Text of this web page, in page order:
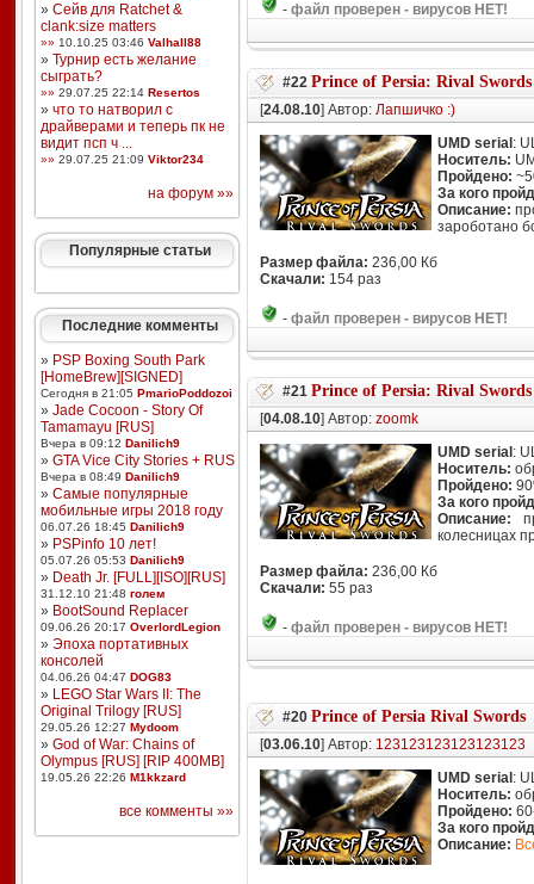
» Сейв для Ratchet &
clank:size matters
»» 10.10.25 03:46 Valhall88
» Турнир есть желание
сыграть?
»» 29.07.25 22:14 Resertos
» что то натворил с
драйверами и теперь пк не
видит псп ч ...
»» 29.07.25 21:09 Viktor234
на форум »»
Популярные статьи
Последние комменты
» PSP Boxing South Park
[HomeBrew][SIGNED]
Сегодня в 21:05 PmarioPoddozoi
» Jade Cocoon - Story Of
Tamamayu [RUS]
Вчера в 09:12 Danilich9
» GTA Vice City Stories + RUS
Вчера в 08:49 Danilich9
» Самые популярные
мобильные игры 2018 году
06.07.26 18:45 Danilich9
» PSPinfo 10 лет!
05.07.26 05:53 Danilich9
» Death Jr. [FULL][ISO][RUS]
31.12.10 21:48 голем
» BootSound Replacer
09.06.26 20:17 OverlordLegion
» Эпоха портативных
консолей
04.06.26 04:47 DOG83
» LEGO Star Wars II: The
Original Trilogy [RUS]
29.05.26 12:27 Mydoom
» God of War: Chains of
Olympus [RUS] [RIP 400MB]
19.05.26 22:26 M1kkzard
все комменты »»
- файл проверен - вирусов НЕТ!
#22 Prince of Persia: Rival Swords
[24.08.10] Автор: Лапшичко :)
UMD serial :
Носитель:
Пройдено:
За кого
Описание:
зароботано
Размер файла: 236,00 Кб
Скачали: 154 раз
- файл проверен - вирусов НЕТ!
#21 Prince of Persia: Rival Swords
[04.08.10] Автор: zoomk
UMD serial :
Носитель:
Пройдено:
За кого
Описание:
колесницах
Размер файла: 236,00 Кб
Скачали: 55 раз
- файл проверен - вирусов НЕТ!
#20 Prince of Persia Rival Swords
[03.06.10] Автор: 123123123123123123
UMD serial :
Носитель:
Пройдено:
За кого
Описание: